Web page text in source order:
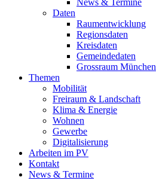
News & Termine
Daten
Raumentwicklung
Regionsdaten
Kreisdaten
Gemeindedaten
Grossraum München
Themen
Mobilität
Freiraum & Landschaft
Klima & Energie
Wohnen
Gewerbe
Digitalisierung
Arbeiten im PV
Kontakt
News & Termine